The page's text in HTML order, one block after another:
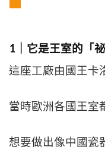
1｜它是王室的「祕
這座工廠由國王卡
當時歐洲各國王室
想要做出像中國瓷